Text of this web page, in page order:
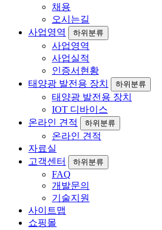
채용
오시는길
사업영역
하위분류
사업영역
사업실적
인증서현황
태양광 발전용 장치
하위분류
태양광 발전용 장치
IOT 디바이스
온라인 견적
하위분류
온라인 견적
자료실
고객센터
하위분류
FAQ
개발문의
기술지원
사이트맵
쇼핑몰